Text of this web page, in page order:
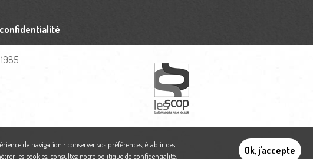
de navigation : conserver vos préférences, établir des
les cookies, consultez notre politique de confidentialité Ok, j'accepte